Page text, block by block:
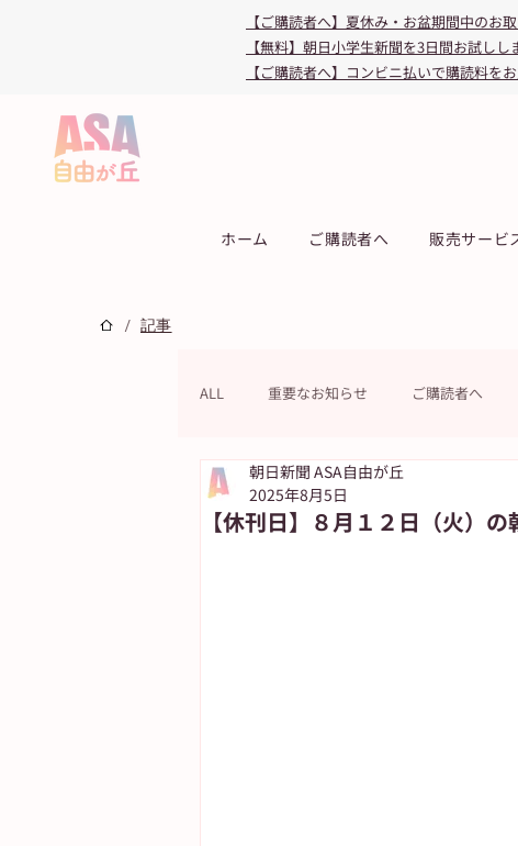
【ご購読者へ】夏休み・お盆期間中のお
【無料】朝日小学生新聞を3日間お試しし
【ご購読者へ】コンビニ払いで購読料を
ホーム ご購読者へ 販売サービ
/ 記事
ALL 重要なお知らせ ご購読者へ
連載 教育・受験
【休刊日】８月１２日（火）
朝日新聞 ASA自由が丘
2025年8月5日